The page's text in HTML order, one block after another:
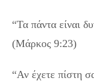
“Τα πάντα είναι
(Μάρκος 9:23)
“Αν έχετε πίστη